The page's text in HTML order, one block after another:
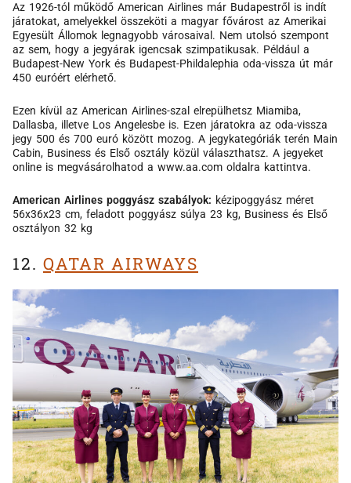
Az 1926-tól működő American Airlines már Budapestről is indít
járatokat, amelyekkel összeköti a magyar fővárost az Amerikai
Egyesült Állomok legnagyobb városaival. Nem utolsó szempont
az sem, hogy a jegyárak igencsak szimpatikusak. Például a
Budapest-New York és Budapest-Phildalephia oda-vissza út már
450 euróért elérhető.
Ezen kívül az American Airlines-szal elrepülhetsz Miamiba,
Dallasba, illetve Los Angelesbe is. Ezen járatokra az oda-vissza
jegy 500 és 700 euró között mozog. A jegykategóriák terén Main
Cabin, Business és Első osztály közül választhatsz. A jegyeket
online is megvásárolhatod a www.aa.com oldalra kattintva.
American Airlines poggyász szabályok: kézipoggyász méret
56x36x23 cm, feladott poggyász súlya 23 kg, Business és Első
osztályon 32 kg
12. QATAR AIRWAYS